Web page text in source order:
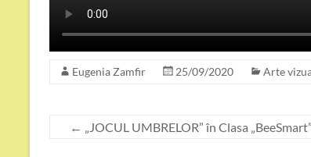
Eugenia Zamfir 25/09/2020 Arte
← „JOCUL UMBRELOR” în Clasa „BeeSmart”